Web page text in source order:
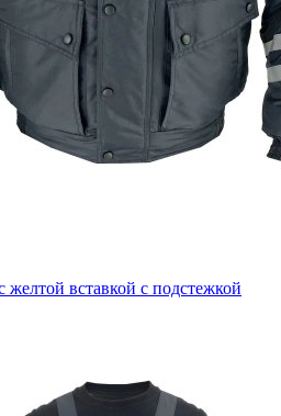
вставкой с подстежкой